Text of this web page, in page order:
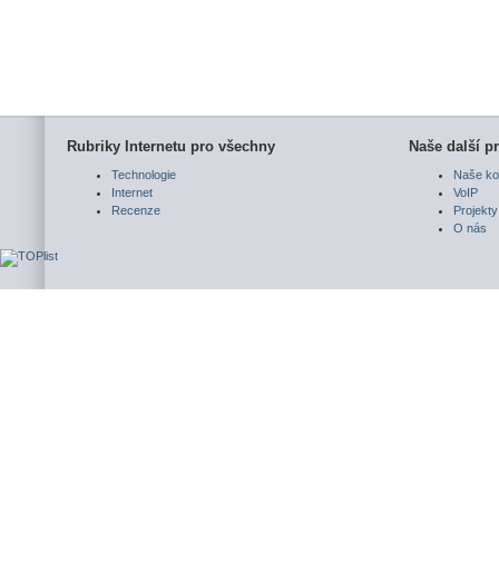
Rubriky Internetu pro všechny
Technologie
Internet
Recenze
Naše další
Naše
VoIP
Projekty
O nás